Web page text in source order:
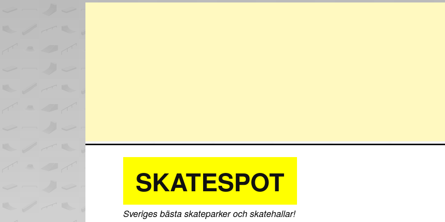
SKATESPOT
Sveriges bästa skateparker och skatehallar!